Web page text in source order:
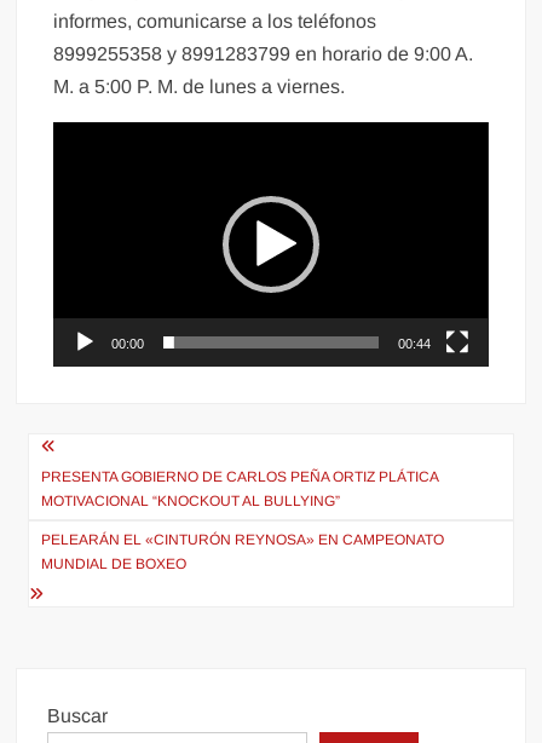
informes, comunicarse a los teléfonos
8999255358 y 8991283799 en horario de 9:00 A.
M. a 5:00 P. M. de lunes a viernes.
00:00 00:44
Navegación
de
entradas
PRESENTA GOBIERNO DE CARLOS PEÑA ORTIZ PLÁTICA
MOTIVACIONAL “KNOCKOUT AL BULLYING”
PELEARÁN EL «CINTURÓN REYNOSA» EN CAMPEONATO
MUNDIAL DE BOXEO
Buscar